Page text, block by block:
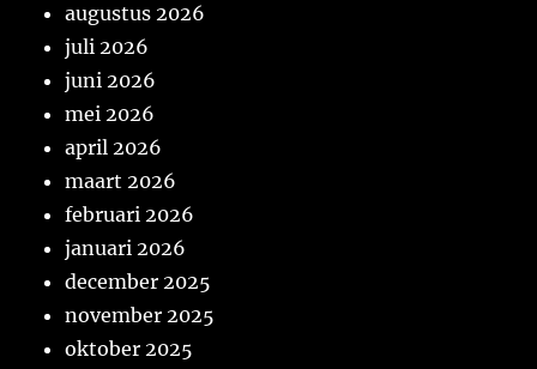
augustus 2026
juli 2026
juni 2026
mei 2026
april 2026
maart 2026
februari 2026
januari 2026
december 2025
november 2025
oktober 2025